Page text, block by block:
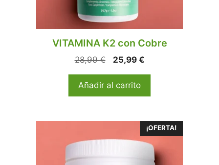
VITAMINA K2 con Cobre
28,99€ 25,99 €
Añadir al carrito
¡OFERTA!